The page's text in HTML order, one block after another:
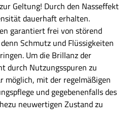
Geltung! Durch den Nasseffekt
dauerhaft erhalten.
garantiert frei von störend
Schmutz und Flüssigkeiten
Um die Brillanz der
durch Nutzungsspuren zu
möglich, mit der regelmäßigen
und gegebenenfalls des
neuwertigen Zustand zu